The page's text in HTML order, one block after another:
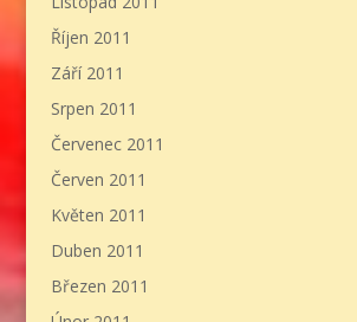
Říjen 2011
Září 2011
Srpen 2011
Červenec 2011
Červen 2011
Květen 2011
Duben 2011
Březen 2011